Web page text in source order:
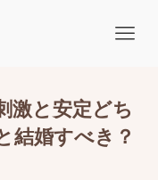
と安定どち
結婚すべき？